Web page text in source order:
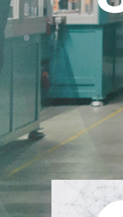
NEO